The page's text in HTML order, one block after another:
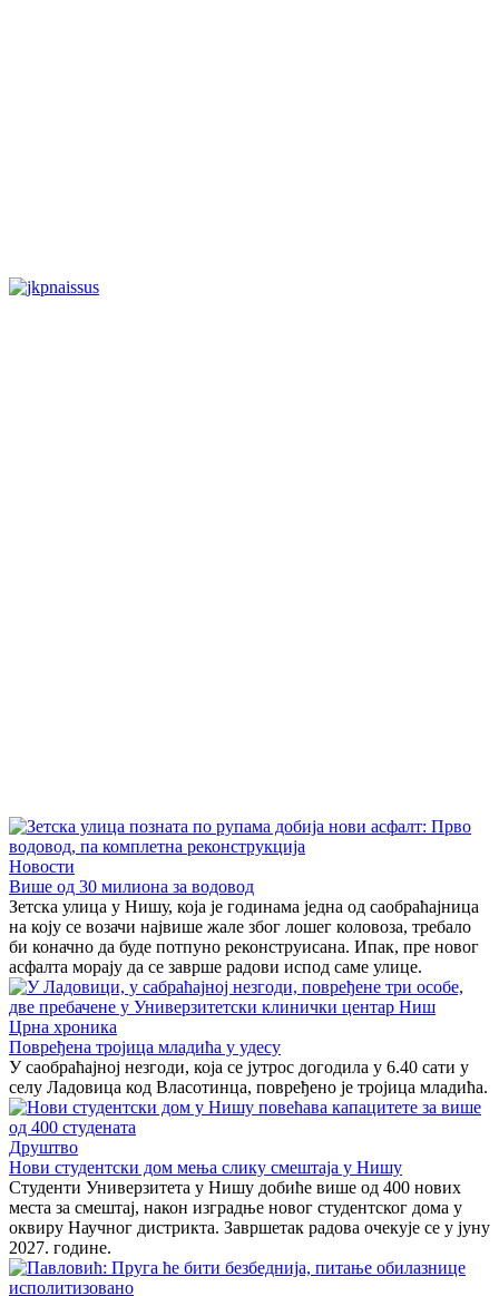
Новости
Више од 30 милиона за водовод
Зетска улица у Нишу, која је годинама једна од саобраћајница
на коју се возачи највише жале због лошег коловоза, требало
би коначно да буде потпуно реконструисана. Ипак, пре новог
асфалта морају да се заврше радови испод саме улице.
Црна хроника
Повређена тројица младића у удесу
У саобраћајној незгоди, која се јутрос догодила у 6.40 сати у
селу Ладовица код Власотинца, повређено је тројица младића.
Друштво
Нови студентски дом мења слику смештаја у Нишу
Студенти Универзитета у Нишу добиће више од 400 нових
места за смештај, након изградње новог студентског дома у
оквиру Научног дистрикта. Завршетак радова очекује се у јуну
2027. године.